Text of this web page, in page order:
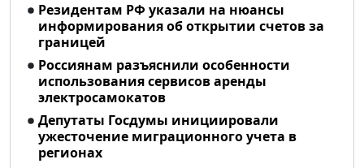
Резидентам РФ указали на нюансы
информирования об открытии счетов за
границей
Россиянам разъяснили особенности
использования сервисов аренды
электросамокатов
Депутаты Госдумы инициировали
ужесточение миграционного учета в
регионах